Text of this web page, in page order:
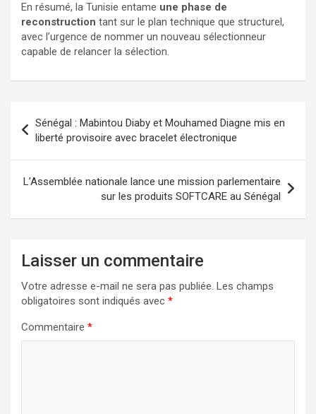
En résumé, la Tunisie entame une phase de
reconstruction tant sur le plan technique que structurel,
avec l’urgence de nommer un nouveau sélectionneur
capable de relancer la sélection.
Sénégal : Mabintou Diaby et Mouhamed Diagne mis en
liberté provisoire avec bracelet électronique
L’Assemblée nationale lance une mission parlementaire
sur les produits SOFTCARE au Sénégal
Laisser un commentaire
Votre adresse e-mail ne sera pas publiée. Les champs
obligatoires sont indiqués avec *
Commentaire *